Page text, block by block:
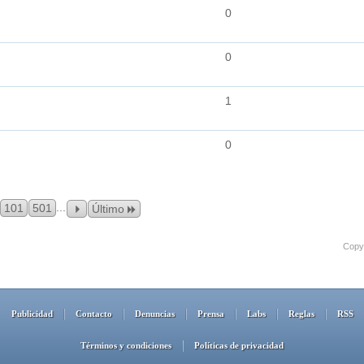
0
0
1
0
101 501 Último
Publicidad Contacto Denuncias Prensa Labs Reglas RSS
Términos y condiciones Políticas de privacidad